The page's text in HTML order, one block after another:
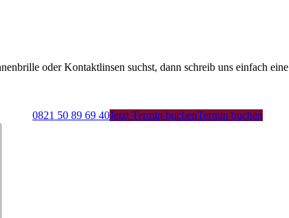
0821 50 89 69 40Jetzt Termin buchenTermin buchen
oder Kontaktlinsen suchst, dann schreib uns einfach eine